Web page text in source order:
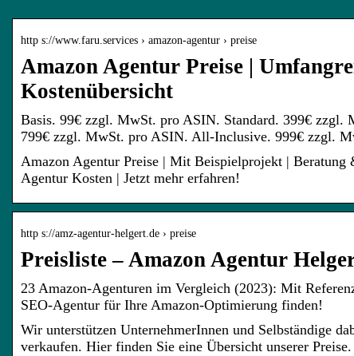
http s://www.faru.services › amazon-agentur › preise
Amazon Agentur Preise |
Kostenübersicht
Basis. 99€ zzgl. MwSt. pro ASIN. Standard. 399€ zzgl.
799€ zzgl. MwSt. pro ASIN. All-Inclusive. 999€ zzgl.
Amazon Agentur Preise | Mit Beispielprojekt | Beratung
Agentur Kosten | Jetzt mehr erfahren!
http s://amz-agentur-helgert.de › preise
Preisliste – Amazon Agentur
23 Amazon-Agenturen im Vergleich (2023): Mit
SEO-Agentur für Ihre Amazon-Optimierung finden!
Wir unterstützen UnternehmerInnen und Selbständige
verkaufen. Hier finden Sie eine Übersicht unserer Preise.